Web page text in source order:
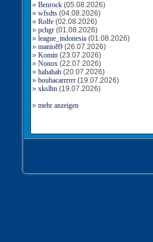
» Benrock (05.08.2026)
» wfsdts (04.08.2026)
» Rolfe (02.08.2026)
» pchgr (01.08.2026)
» league_indonesia (01.08.2026)
» manio89 (26.07.2026)
» Komin (23.07.2026)
» Nonox (22.07.2026)
» hahahah (20.07.2026)
» boubacarrrrrr (19.07.2026)
» xkslhn (19.07.2026)
» mehr anzeigen